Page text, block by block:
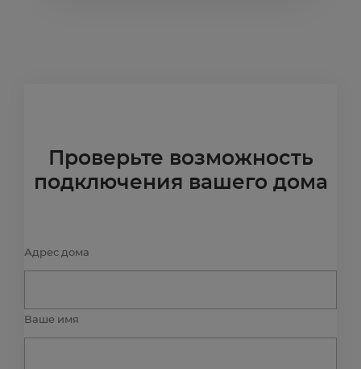
Проверьте возможность
подключения вашего дома
Адрес дома
Ваше имя